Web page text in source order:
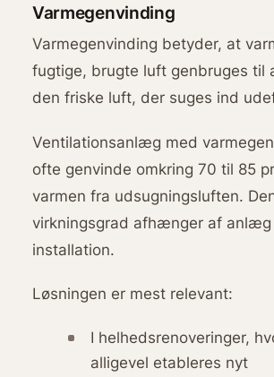
Varmegenvinding
Varmegenvinding betyder, at
fugtige, brugte luft genbruges til
den friske luft, der suges ind
Ventilationsanlæg med
ofte genvinde omkring 70 til 85
varmen fra udsugningsluften.
virkningsgrad afhænger af anlæg
installation.
Løsningen er mest relevant:
I helhedsrenoveringer,
alligevel etableres nyt